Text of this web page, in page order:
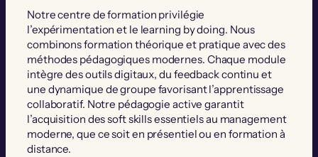
Notre centre de formation privilégie
l’expérimentation et le learning by doing. Nous
combinons formation théorique et pratique avec des
méthodes pédagogiques modernes. Chaque module
intègre des outils digitaux, du feedback continu et
une dynamique de groupe favorisant l’apprentissage
collaboratif. Notre pédagogie active garantit
l’acquisition des soft skills essentiels au management
moderne, que ce soit en présentiel ou en formation à
distance.